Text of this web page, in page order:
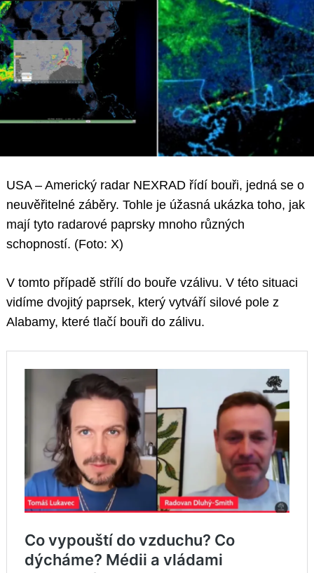
USA – Americký radar NEXRAD řídí bouři, jedná se o
neuvěřitelné záběry. Tohle je úžasná ukázka toho, jak
mají tyto radarové paprsky mnoho různých
schopností. (Foto: X)
V tomto případě střílí do bouře vzálivu. V této situaci
vidíme dvojitý paprsek, který vytváří silové pole z
Alabamy, které tlačí bouři do zálivu.